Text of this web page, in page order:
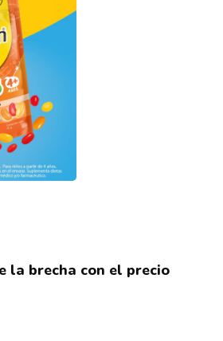
la brecha con el precio